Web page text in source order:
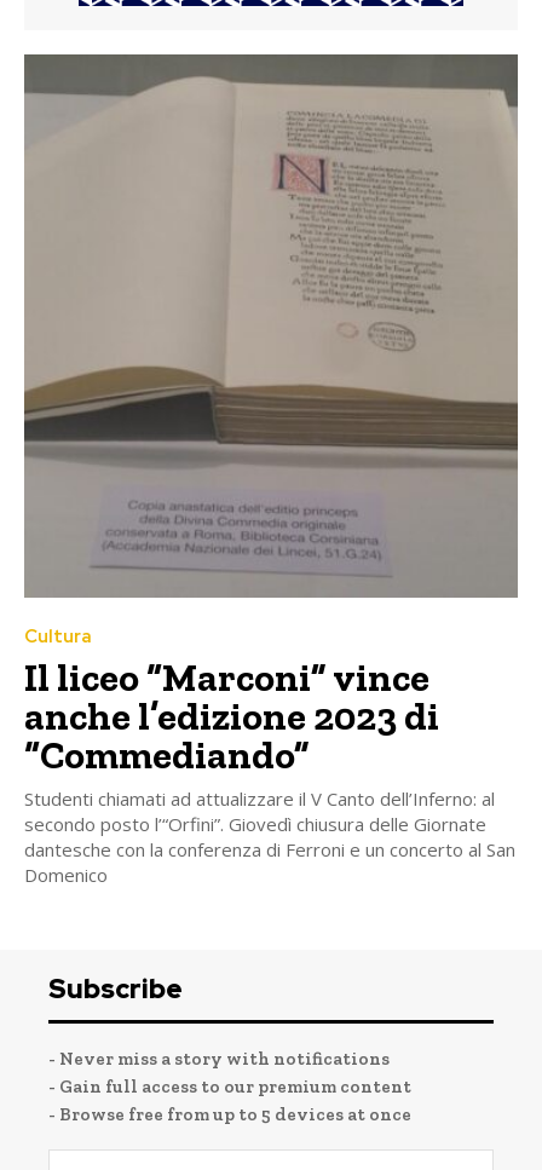
Cultura
Il liceo “Marconi” vince
anche l’edizione 2023 di
“Commediando”
Studenti chiamati ad attualizzare il V Canto dell’Inferno: al
secondo posto l’“Orfini”. Giovedì chiusura delle Giornate
dantesche con la conferenza di Ferroni e un concerto al San
Domenico
Subscribe
- Never miss a story with notifications
- Gain full access to our premium content
- Browse free from up to 5 devices at once